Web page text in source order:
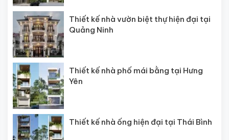
Thiết kế nhà vườn biệt thự hiện đại tại
Quảng Ninh
Thiết kế nhà phố mái bằng tại Hưng
Yên
Thiết kế nhà ống hiện đại tại Thái Bình